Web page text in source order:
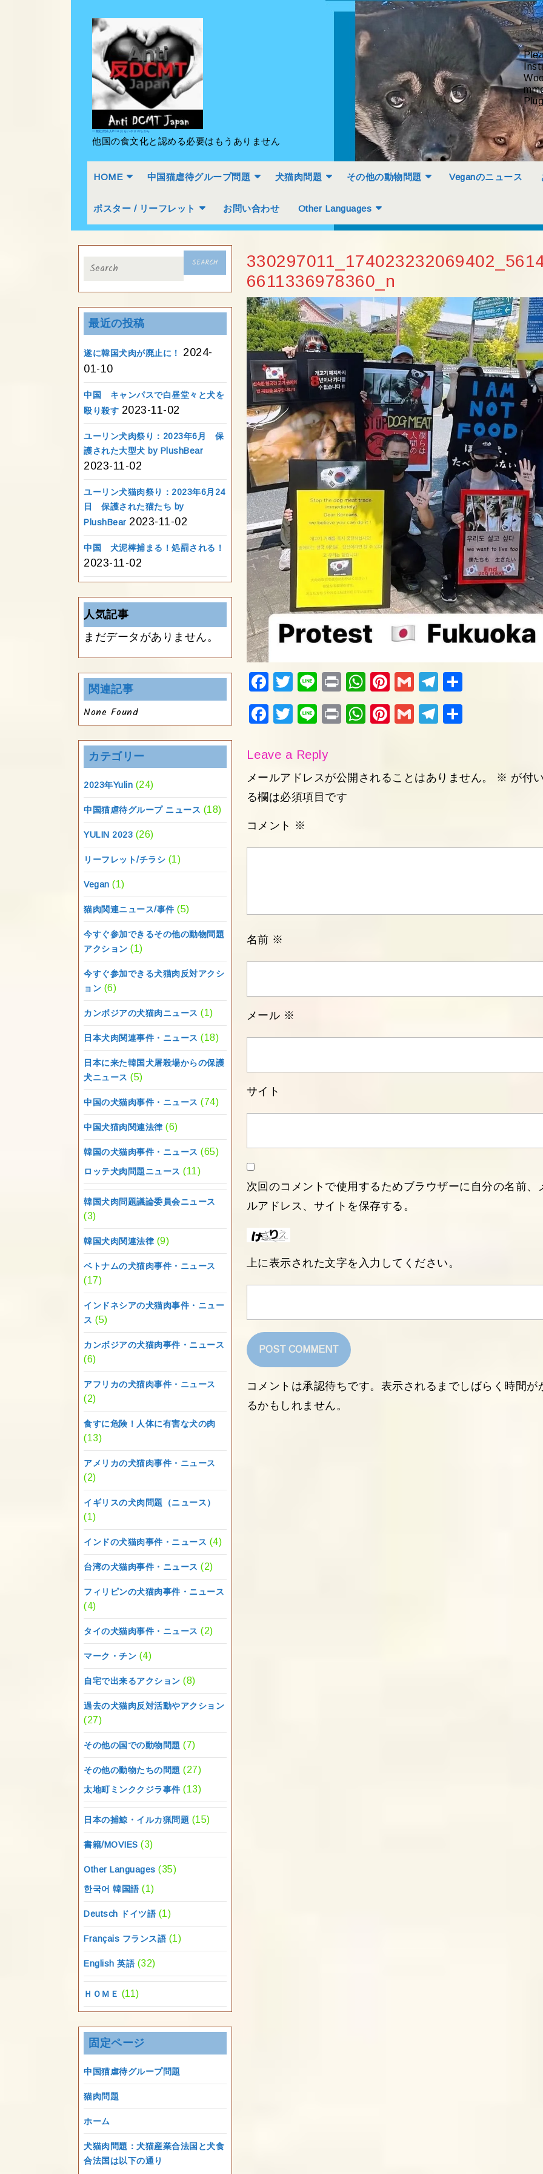
content
content
一般社団法人PCA おもいやりのちから
他国の食文化と認める必要はもうありません
HOME 中国猫虐待グループ問題 犬猫肉問題 その他の動物問題 Veganのニュース
ポスター / リーフレット お問い合わせ Other Languages
for:
最近の投稿
遂に韓国犬肉が廃止に！
2024-
01-10
中国 キャンパスで白昼堂々と犬を
殴り殺す 2023-11-02
ユーリン犬肉祭り：2023年6月 保
護された大型犬 by PlushBear
2023-11-02
ユーリン犬猫肉祭り：2023年6月24
日 保護された猫たち by
PlushBear 2023-11-02
中国 犬泥棒捕まる！処罰される！
2023-11-02
人気記事
まだデータがありません。
関連記事
None Found
カテゴリー
2023年Yulin (24)
中国猫虐待グループ ニュース (18)
YULIN 2023 (26)
リーフレット/チラシ (1)
Vegan (1)
猫肉関連ニュース/事件 (5)
今すぐ参加できるその他の動物問題
アクション (1)
今すぐ参加できる犬猫肉反対アクシ
ョン (6)
カンボジアの犬猫肉ニュース (1)
日本犬肉関連事件・ニュース (18)
日本に来た韓国犬屠殺場からの保護
犬ニュース (5)
中国の犬猫肉事件・ニュース (74)
中国犬猫肉関連法律(6)
韓国の犬猫肉事件・ニュース (65)
ロッテ犬肉問題ニュース (11)
韓国犬肉問題議論委員会ニュース
(3)
韓国犬肉関連法律(9)
ベトナムの犬猫肉事件・ニュース
(17)
インドネシアの犬猫肉事件・ニュー
ス (5)
カンボジアの犬猫肉事件・ニュース
(6)
アフリカの犬猫肉事件・ニュース
(2)
食すに危険！人体に有害な犬の肉
(13)
アメリカの犬猫肉事件・ニュース
(2)
イギリスの犬肉問題（ニュース）
(1)
インドの犬猫肉事件・ニュース (4)
台湾の犬猫肉事件・ニュース (2)
フィリピンの犬猫肉事件・ニュース
(4)
タイの犬猫肉事件・ニュース (2)
マーク・チン (4)
自宅で出来るアクション (8)
過去の犬猫肉反対活動やアクション
(27)
その他の国での動物問題 (7)
その他の動物たちの問題 (27)
太地町ミンククジラ事件 (13)
日本の捕鯨・イルカ猟問題 (15)
書籍/MOVIES (3)
Other Languages (35)
한국어 韓国語 (1)
Deutsch ドイツ語 (1)
Français フランス語 (1)
English 英語 (32)
ＨＯＭＥ (11)
固定ページ
中国猫虐待グループ問題
猫肉問題
ホーム
犬猫肉問題：犬猫産業合法国と犬食
合法国は以下の通り
6611336978360_n
Fac
ok
Twi
Lin
Pri
Wh
Ap
Pin
est
Gm
Tel
am
Fac
ok
Twi
Lin
Pri
Wh
p
Pin
Gm
Tel
Leave a Reply
メールアドレスが公開されることはありません。 ※ が付
る欄は必須項目です
コメント ※
名前 ※
メール ※
サイト
次回のコメントで使用するためブラウザーに自分の名前、
ルアドレス、サイトを保存する。
上に表示された文字を入力してください。
コメントは承認待ちです。表示されるまでしばらく時間が
るかもしれません。